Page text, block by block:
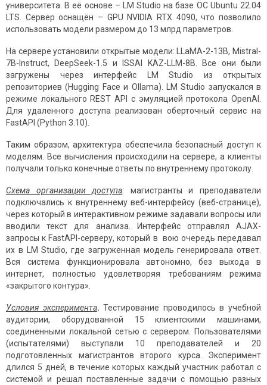
университета. В её основе – LM Studio на базе ОС Ubuntu 22.04
LTS. Сервер оснащён – GPU NVIDIA RTX 4090, что позволило
использовать модели размером до 13 млрд параметров.
На сервере установили открытые модели: LLaMA-2-13B, Mistral-
7B-Instruct, DeepSeek-1.5 и ISSAI KAZ-LLM-8B. Все они были
загружены через интерфейс LM Studio из открытых
репозиториев (Hugging Face и Ollama). LM Studio запускался в
режиме локального REST API с эмуляцией протокола OpenAI.
Для удаленного доступа реализован оберточный сервис на
FastAPI (Python 3.10).
Таким образом, архитектура обеспечила безопасный доступ к
моделям. Все вычисления происходили на сервере, а клиенты
получали только конечные ответы по внутреннему протоколу.
Схема организации доступа: магистранты и преподаватели
подключались к внутреннему веб-интерфейсу (веб-странице),
через который в интерактивном режиме задавали вопросы или
вводили текст для анализа. Интерфейс отправлял AJAX-
запросы к FastAPI-серверу, который в вою очередь передавал
их в LM Studio, где загруженная модель генерировала ответ.
Вся система функционировала автономно, без выхода в
интернет, полностью удовлетворяя требованиям режима
«закрытого контура».
Условия эксперимента. Тестирование проводилось в учебной
аудитории, оборудованной 15 клиентскими машинами,
соединенными локальной сетью с сервером. Пользователями
(испытателями) выступали 10 преподавателей и 20
подготовленных магистрантов второго курса. Эксперимент
длился 5 дней, в течение которых каждый участник работал с
системой и решал поставленные задачи с помощью разных